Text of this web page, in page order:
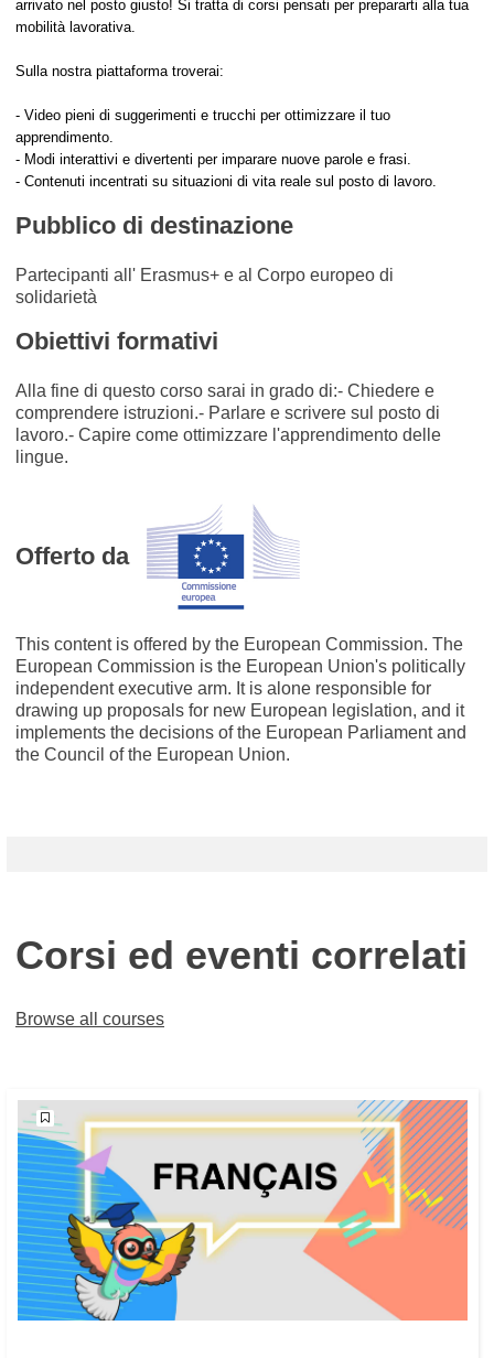
arrivato nel posto giusto! Si tratta di corsi pensati per prepararti alla tua
mobilità lavorativa.
Sulla nostra piattaforma troverai:
- Video pieni di suggerimenti e trucchi per ottimizzare il tuo
apprendimento.
- Modi interattivi e divertenti per imparare nuove parole e frasi.
- Contenuti incentrati su situazioni di vita reale sul posto di lavoro.
Pubblico di destinazione
Partecipanti all' Erasmus+ e al Corpo europeo di
solidarietà
Obiettivi formativi
Alla fine di questo corso sarai in grado di:- Chiedere e
comprendere istruzioni.- Parlare e scrivere sul posto di
lavoro.- Capire come ottimizzare l'apprendimento delle
lingue.
Offerto da
This content is offered by the European Commission. The
European Commission is the European Union's politically
independent executive arm. It is alone responsible for
drawing up proposals for new European legislation, and it
implements the decisions of the European Parliament and
the Council of the European Union.
Corsi ed eventi correlati
Browse all courses